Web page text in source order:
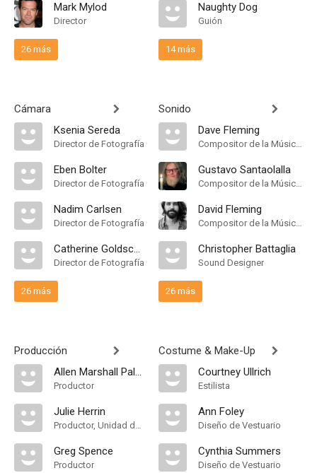
Mark Mylod
Director
26 más
Cámara
Ksenia Sereda
Director de Fotografía
Eben Bolter
Director de Fotografía
Nadim Carlsen
Director de Fotografía
Catherine Goldschmidt
Director de Fotografía
26 más
Producción
Allen Marshall Palmer
Productor
Julie Herrin
Productor, Unidad de Producción
Greg Spence
Productor
Naughty Dog
Guión
14 más
Sonido
Dave Fleming
Compositor de la Música Original
Gustavo Santaolalla
Compositor de la Música Original
David Fleming
Compositor de la Música Original
Christopher Battaglia
Sound Designer
26 más
Costume & Make-Up
Courtney Ullrich
Estilista
Ann Foley
Diseño de Vestuario
Cynthia Summers
Diseño de Vestuario